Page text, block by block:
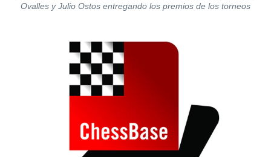
Ovalles y Julio Ostos entregando los premios de los torneos